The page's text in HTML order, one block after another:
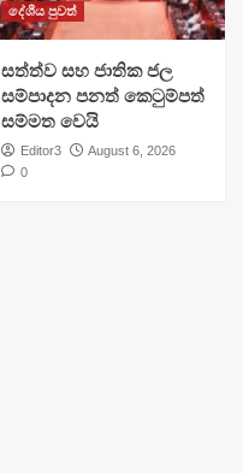
දේශීය පුවත්
සත්ත්ව සහ ජාතික ජල
සම්පාදන පනත් කෙටුම්පත්
සම්මත වෙයි
Editor3
August 6, 2026
0